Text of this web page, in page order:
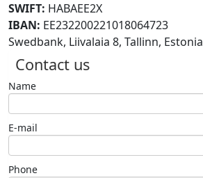
SWIFT: HABAEE2X
IBAN: EE232200221018064723
Swedbank, Liivalaia 8, Tallinn, Estonia
Contact us
Name
E-mail
Phone